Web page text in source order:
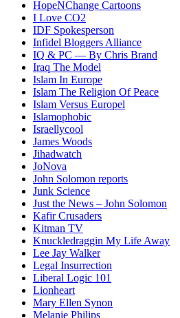
HopeNChange Cartoons
I Love CO2
IDF Spokesperson
Infidel Bloggers Alliance
IQ & PC — By Chris Brand
Iraq The Model
Islam In Europe
Islam The Religion Of Peace
Islam Versus Europel
Islamophobic
Israellycool
James Woods
Jihadwatch
JoNova
John Solomon reports
Junk Science
Just the News – John Solomon
Kafir Crusaders
Kitman TV
Knuckledraggin My Life Away
Lee Jay Walker
Legal Insurrection
Liberal Logic 101
Lionheart
Mary Ellen Synon
Melanie Philips